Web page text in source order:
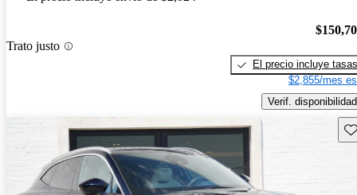
Trato justo
El precio incluye tasas
$2,855/mes
Verif. disponibilidad